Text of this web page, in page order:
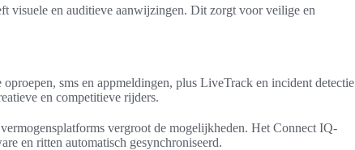
visuele en auditieve aanwijzingen. Dit zorgt voor veilige en
sms en appmeldingen, plus LiveTrack en incident detectie
en competitieve rijders.
vergroot de mogelijkheden. Het Connect IQ-
en ritten automatisch gesynchroniseerd.